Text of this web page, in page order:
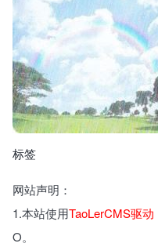
标签
网站声明：
1.本站使用TaoLerCMS驱动
O。